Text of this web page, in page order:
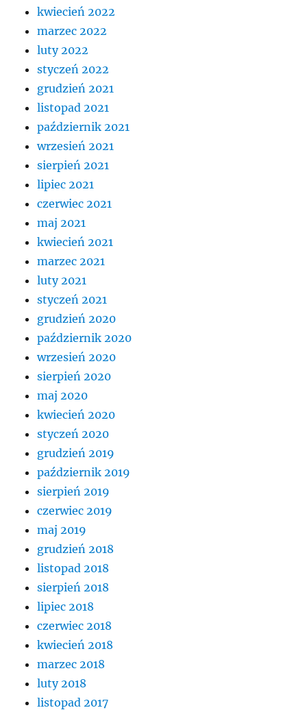
kwiecień 2022
marzec 2022
luty 2022
styczeń 2022
grudzień 2021
listopad 2021
październik 2021
wrzesień 2021
sierpień 2021
lipiec 2021
czerwiec 2021
maj 2021
kwiecień 2021
marzec 2021
luty 2021
styczeń 2021
grudzień 2020
październik 2020
wrzesień 2020
sierpień 2020
maj 2020
kwiecień 2020
styczeń 2020
grudzień 2019
październik 2019
sierpień 2019
czerwiec 2019
maj 2019
grudzień 2018
listopad 2018
sierpień 2018
lipiec 2018
czerwiec 2018
kwiecień 2018
marzec 2018
luty 2018
listopad 2017